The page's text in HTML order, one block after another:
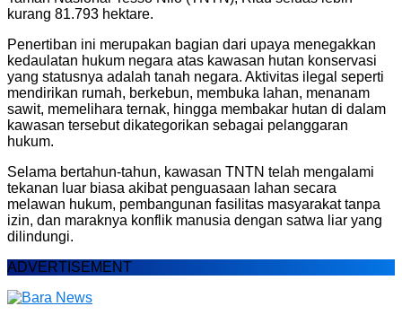
kurang 81.793 hektare.
Penertiban ini merupakan bagian dari upaya menegakkan
kedaulatan hukum negara atas kawasan hutan konservasi
yang statusnya adalah tanah negara. Aktivitas ilegal seperti
mendirikan rumah, berkebun, membuka lahan, menanam
sawit, memelihara ternak, hingga membakar hutan di dalam
kawasan tersebut dikategorikan sebagai pelanggaran
hukum.
Selama bertahun-tahun, kawasan TNTN telah mengalami
tekanan luar biasa akibat penguasaan lahan secara
melawan hukum, pembangunan fasilitas masyarakat tanpa
izin, dan maraknya konflik manusia dengan satwa liar yang
dilindungi.
ADVERTISEMENT